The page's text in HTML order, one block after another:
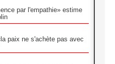
par l'empathie» estime
paix ne s'achète pas avec